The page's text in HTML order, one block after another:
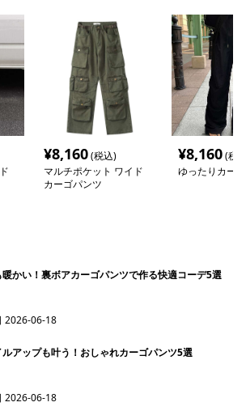
¥8,160(税込)
マルチポケット ワイド
カーゴパンツ
¥8,160(税
ゆったりカー
暖かい！裏ボアカーゴパンツで作る快適コーデ5選
2026-06-18
ルアップも叶う！おしゃれカーゴパンツ5選
2026-06-18